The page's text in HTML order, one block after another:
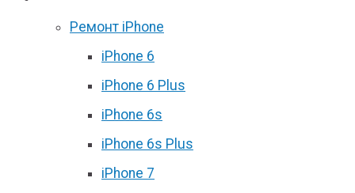
Ремонт iPhone
iPhone 6
iPhone 6 Plus
iPhone 6s
iPhone 6s Plus
iPhone 7